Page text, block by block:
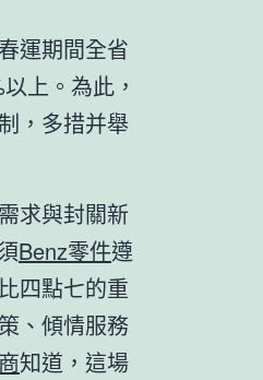
運期間全省
上。為此，
，多措并舉
求與封關新
Benz零件遵
四點七的重
、傾情服務
知道，這場